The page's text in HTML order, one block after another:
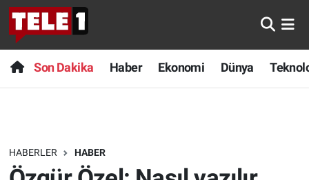
Son Dakika Haber Ekonomi Dünya
HABERLER HABER
Anında Manşet
Başka Sohbetler
Bilim turu
Son Dakika
Haber
Dünya
Nöbetçi Eczaneler
Hava Durumu
Trafik Durumu